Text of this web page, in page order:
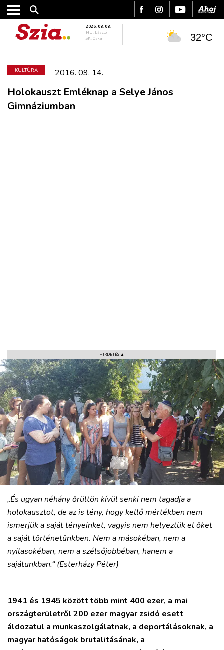
VÁROS
RÉGIÓ
SPORT
KULTÚRA
PODCAST
MIX
2026. 08. 08.
HU: László
SK: Oskár
32°C
KULTÚRA 2016. 09. 14.
Holokauszt Emléknap a Selye János
Gimnáziumban
HIRDETÉS ▲
„És ugyan néhány őrültön kívül senki nem tagadja a
holokausztot, de az is tény, hogy kellő mértékben nem
ismerjük a saját tényeinket, vagyis nem helyeztük el őket
a saját történetünkben. Nem a másokéban, nem a
nyilasokéban, nem a szélsőjobbéban, hanem a
sajátunkban.“ (Esterházy Péter)
1941 és 1945 között több mint 400 ezer, a mai
országterületről 200 ezer magyar zsidó esett
áldozatul a munkaszolgálatnak, a deportálásoknak, a
magyar hatóságok brutalitásának, a